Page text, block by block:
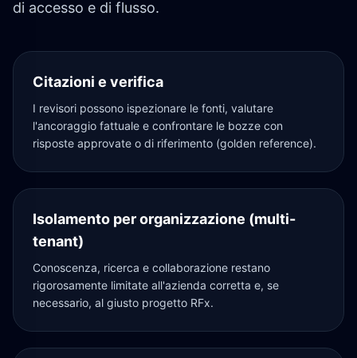
di accesso e di flusso.
Citazioni e verifica
I revisori possono ispezionare le fonti, valutare
l'ancoraggio fattuale e confrontare le bozze con
risposte approvate o di riferimento (golden reference).
Isolamento per organizzazione (multi-
tenant)
Conoscenza, ricerca e collaborazione restano
rigorosamente limitate all'azienda corretta e, se
necessario, al giusto progetto RFx.